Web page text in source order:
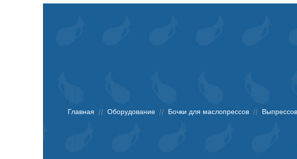
;
Главная
// Оборудование // Бочки для маслопрессов //